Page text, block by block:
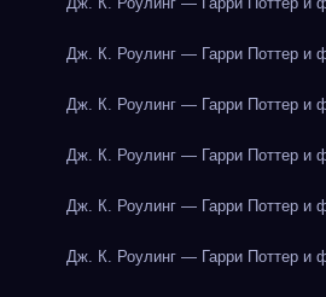
Дж. К. Роулинг — Гарри Поттер и
Дж. К. Роулинг — Гарри Поттер и
Дж. К. Роулинг — Гарри Поттер и
Дж. К. Роулинг — Гарри Поттер и
Дж. К. Роулинг — Гарри Поттер и